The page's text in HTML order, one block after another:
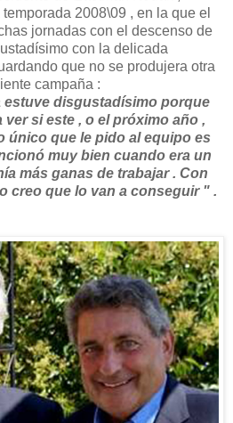
2008\09 , en la que el
jornadas con el descenso de
con la delicada
que no se produjera otra
campaña :
estuve disgustadísimo porque
ver si este , o el próximo año ,
único que le pido al equipo es
muy bien cuando era un
más ganas de trabajar . Con
creo que lo van a conseguir " .